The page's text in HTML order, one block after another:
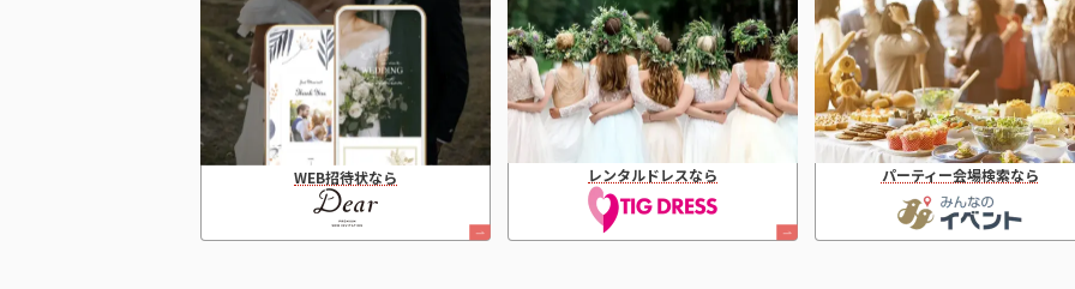
WEB招待状なら レンタルドレスなら パーティー会場検索なら